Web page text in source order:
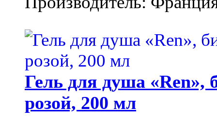
Гель для душа «Ren»,
розой, 200 мл